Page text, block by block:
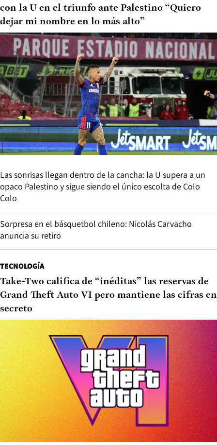
con la U en el triunfo ante Palestino “Quiero
dejar mi nombre en lo más alto”
Las sonrisas llegan dentro de la cancha: la U supera a un
opaco Palestino y sigue siendo el único escolta de Colo
Colo
Sorpresa en el básquetbol chileno: Nicolás Carvacho
anuncia su retiro
TECNOLOGÍA
Take-Two califica de “inéditas” las reservas de
Grand Theft Auto VI pero mantiene las cifras en
secreto